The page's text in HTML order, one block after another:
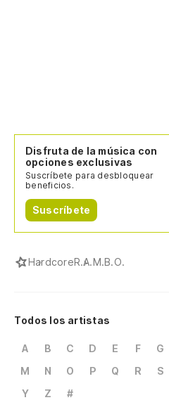
Disfruta de la música con
opciones exclusivas
Suscríbete para desbloquear
beneficios.
Suscríbete
HardcoreR.A.M.B.O.
Todos los artistas
A B C D E F G
M
N O P Q R S
Y
Z #